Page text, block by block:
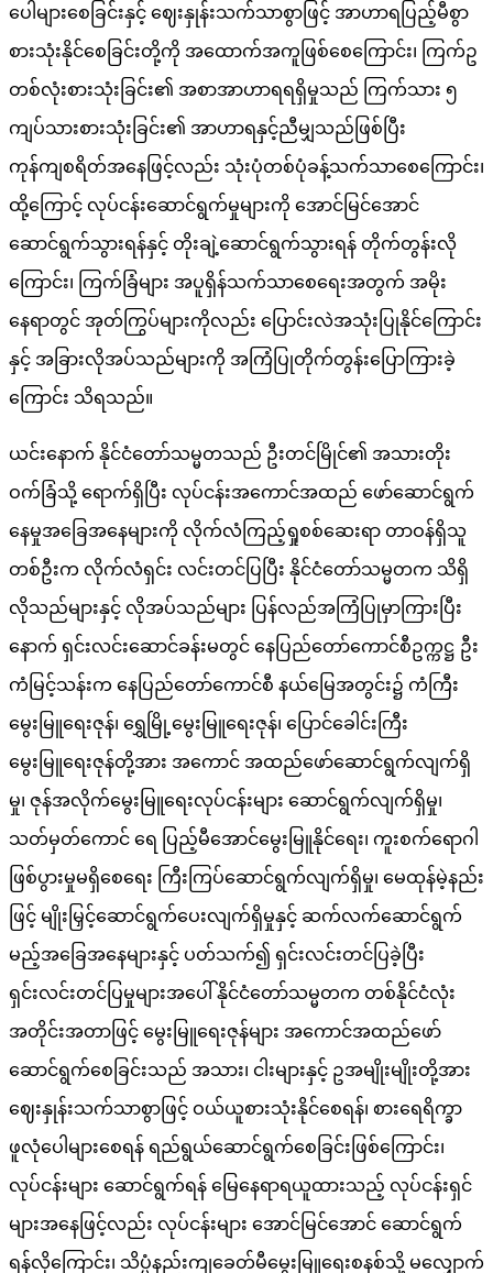
ပေါများစေခြင်းနှင့် ဈေးနှုန်းသက်သာစွာဖြင့် အာဟာရပြည့်မီစွာ
စားသုံးနိုင်စေခြင်းတို့ကို အထောက်အကူဖြစ်စေကြောင်း၊ ကြက်ဥ
တစ်လုံးစားသုံးခြင်း၏ အစာအာဟာရရရှိမှုသည် ကြက်သား ၅
ကျပ်သားစားသုံးခြင်း၏ အာဟာရနှင့်ညီမျှသည်ဖြစ်ပြီး
ကုန်ကျစရိတ်အနေဖြင့်လည်း သုံးပုံတစ်ပုံခန့်သက်သာစေကြောင်း၊
ထို့ကြောင့် လုပ်ငန်းဆောင်ရွက်မှုများကို အောင်မြင်အောင်
ဆောင်ရွက်သွားရန်နှင့် တိုးချဲ့ဆောင်ရွက်သွားရန် တိုက်တွန်းလို
ကြောင်း၊ ကြက်ခြံများ အပူရှိန်သက်သာစေရေးအတွက် အမိုး
နေရာတွင် အုတ်ကြွပ်များကိုလည်း ပြောင်းလဲအသုံးပြုနိုင်ကြောင်း
နှင့် အခြားလိုအပ်သည်များကို အကြံပြုတိုက်တွန်းပြောကြားခဲ့​
ကြောင်း သိရသည်။
ယင်းနောက် နိုင်ငံတော်သမ္မတသည် ဦးတင်မြိုင်၏ အသားတိုး
ဝက်ခြံသို့ ရောက်ရှိပြီး လုပ်ငန်းအကောင်အထည် ဖော်ဆောင်ရွက်
နေမှုအခြေအနေများကို လိုက်လံကြည့်ရှုစစ်ဆေးရာ တာဝန်ရှိသူ
တစ်ဦးက လိုက်လံရှင်း လင်းတင်ပြပြီး နိုင်ငံတော်သမ္မတက သိရှိ
လိုသည်များနှင့် လိုအပ်သည်များ ပြန်လည်အကြံပြုမှာကြားပြီး​
နောက် ရှင်းလင်းဆောင်ခန်းမတွင် နေပြည်တော်ကောင်စီဥက္ကဋ္ဌ ဦး
ကံမြင့်သန်းက နေပြည်တော်ကောင်စီ နယ်မြေအတွင်း၌ ကံကြီး
မွေးမြူရေးဇုန်၊ ရွှေမြို့မွေးမြူရေးဇုန်၊ ပြောင်ခေါင်းကြီး
မွေးမြူရေးဇုန်တို့အား အကောင် အထည်ဖော်ဆောင်ရွက်လျက်ရှိ
မှု၊ ဇုန်အလိုက်မွေးမြူရေးလုပ်ငန်းများ ဆောင်ရွက်လျက်ရှိမှု၊
သတ်မှတ်ကောင် ရေ ပြည့်မီအောင်မွေးမြူနိုင်ရေး၊ ကူးစက်ရောဂါ
ဖြစ်ပွားမှုမရှိစေရေး ကြီးကြပ်ဆောင်ရွက်လျက်ရှိမှု၊ မေထုန်မဲ့နည်း
ဖြင့် မျိုးမြှင့်ဆောင်ရွက်ပေးလျက်ရှိမှုနှင့် ဆက်လက်ဆောင်ရွက်
မည့်အခြေအနေများနှင့် ပတ်သက်၍ ရှင်းလင်းတင်ပြခဲ့ပြီး
ရှင်းလင်းတင်ပြမှုများအပေါ် နိုင်ငံတော်သမ္မတက တစ်နိုင်ငံလုံး
အတိုင်းအတာဖြင့် မွေးမြူရေးဇုန်များ အကောင်အထည်ဖော်
ဆောင်ရွက်စေခြင်းသည် အသား၊ ငါးများနှင့် ဥအမျိုးမျိုးတို့အား
ဈေးနှုန်းသက်သာစွာဖြင့် ဝယ်ယူစားသုံးနိုင်စေရန်၊ စားရေရိက္ခာ
ဖူလုံပေါများစေရန် ရည်ရွယ်ဆောင်ရွက်စေခြင်းဖြစ်ကြောင်း၊
လုပ်ငန်းများ ဆောင်ရွက်ရန် မြေနေရာရယူထားသည့် လုပ်ငန်းရှင်
များအနေဖြင့်လည်း လုပ်ငန်းများ အောင်မြင်အောင် ဆောင်ရွက်
ရန်လိုကြောင်း၊ သိပ္ပံနည်းကျခေတ်မီမွေးမြူရေးစနစ်သို့ မလျှောက်